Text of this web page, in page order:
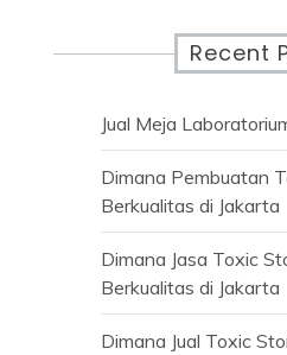
Recent
Jual Meja
Dimana Pembuatan
Berkualitas di Jakarta
Dimana Jasa Toxic
Berkualitas di Jakarta
Dimana Jual Toxic